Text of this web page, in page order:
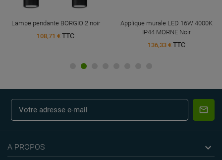
Lampe pendante BORGIO 2 noir
108,71 € TTC
Applique murale LED 16W 4000K
IP44 MORNE Noir
136,33 € TTC
A PROPOS 